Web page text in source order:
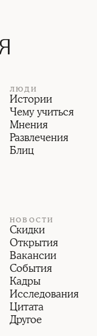
ЛЮДИ
Истории
Чему учиться
Мнения
Развлечения
Блиц
НОВОСТИ
Скидки
Открытия
Вакансии
События
Кадры
Исследования
Цитата
Другое